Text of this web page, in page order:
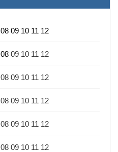
08 09 10 11 12
08 09 10 11 12
08 09 10 11 12
08 09 10 11 12
08 09 10 11 12
08 09 10 11 12